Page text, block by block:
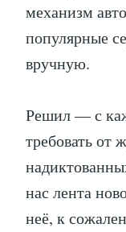
механизм
популярные
вручную.
Решил — с
требовать от
нас лента
неё, к